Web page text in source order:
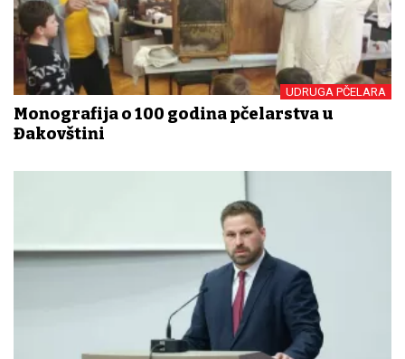
UDRUGA PČELARA
Monografija o 100 godina pčelarstva u
Đakovštini